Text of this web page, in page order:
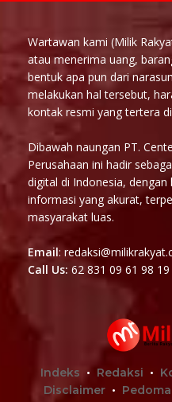
Wartawan kami (Milik
atau menerima uang,
bentuk apa pun dari
melakukan hal tersebut,
kontak resmi yang tertera
Dibawah naungan PT.
Perusahaan ini hadir
digital di Indonesia,
informasi yang akurat,
masyarakat luas.
Email:
Call Us: 62 831 09 61 98 19
Indeks Redaksi
Disclaimer